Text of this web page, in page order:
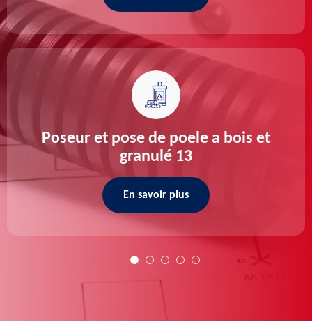
Poseur et pose de poele a bois et
granulé 13
En savoir plus